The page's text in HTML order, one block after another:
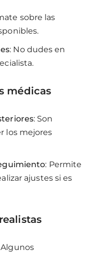
sobre las
: No dudes en
médicas
: Son
los mejores
: Permite
ajustes si es
Algunos